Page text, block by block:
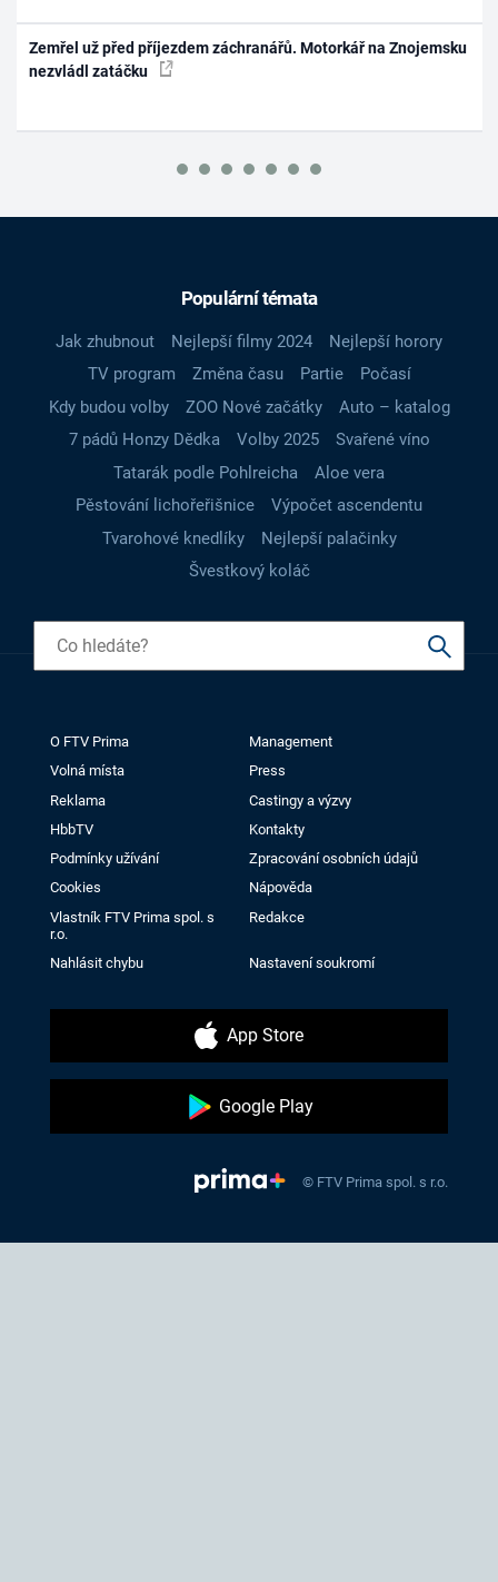
Zemřel už před příjezdem záchranářů. Motorkář na Znojemsku
nezvládl zatáčku
Populární témata
Jak zhubnout Nejlepší filmy 2024
Nejlepší horory
TV program
Změna času Partie
Počasí
Kdy budou volby
ZOO Nové začátky
Auto – katalog
7 pádů Honzy Dědka
Volby 2025
Svařené víno
Tatarák podle Pohlreicha
Aloe vera
Pěstování lichořeřišnice
Výpočet ascendentu
Tvarohové knedlíky
Nejlepší palačinky
Švestkový koláč
O FTV Prima
Management
Volná místa
Press
Reklama
Castingy a výzvy
HbbTV
Kontakty
Podmínky užívání
Zpracování osobních údajů
Cookies
Nápověda
Vlastník FTV Prima spol. s
r.o.
Redakce
Nahlásit chybu Nastavení soukromí
App Store
Google Play
© FTV Prima spol. s r.o.